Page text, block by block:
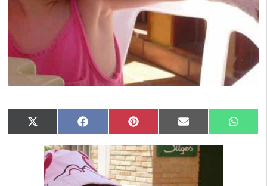
Compartir
en
X
(Twitter)
Compartir
en
Facebook Compartir
en
Pinterest Compartir
en
Email
en